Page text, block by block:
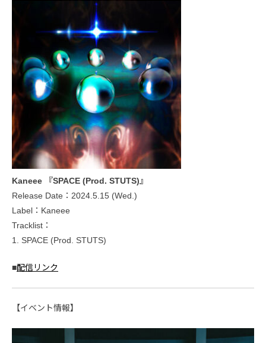
Kaneee 『SPACE (Prod. STUTS)』
Release Date：2024.5.15 (Wed.)
Label：Kaneee
Tracklist：
1. SPACE (Prod. STUTS)
■配信リンク
【イベント情報】